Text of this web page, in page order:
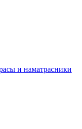
и наматрасники